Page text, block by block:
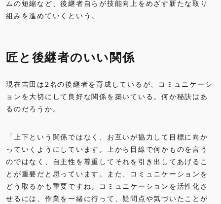
ムの短縮など、後継者自らが技能向上をめざす新たな取り
組みを進めていくという。
匠と後継者のいい関係
現在吉田は2名の後継者を育成しているが、コミュニケーシ
ョンを大切にして良好な関係を築いている。何か秘訣はあ
るのだろうか。
「上下という関係ではなく、お互いが協力して目標に向か
っていくようにしています。上から目線で何かものを言う
のではなく、自主性を尊重してそれを引き出してあげるこ
とが重要だと思っています。また、コミュニケーションを
どう取るかも重要ですね。コミュニケーションを活性化さ
せるには、作業を一緒に行って、疑問点や気づいたことが